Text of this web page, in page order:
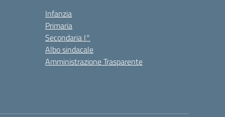
Infanzia
Primaria
Secondaria I°
Albo sindacale
Amministrazione Trasparente